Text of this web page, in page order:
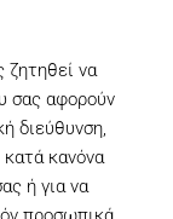
ζητηθεί να
σας αφορούν
διεύθυνση,
κανόνα
ή για να